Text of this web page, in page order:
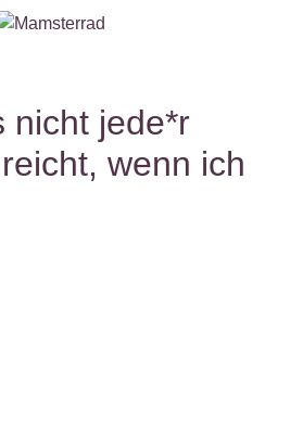
nicht jede*r
wenn ich